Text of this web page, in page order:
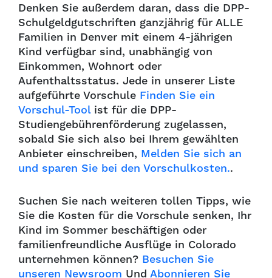
Denken Sie außerdem daran, dass die DPP-
Schulgeldgutschriften ganzjährig für ALLE
Familien in Denver mit einem 4-jährigen
Kind verfügbar sind, unabhängig von
Einkommen, Wohnort oder
Aufenthaltsstatus. Jede in unserer Liste
aufgeführte Vorschule Finden Sie ein
Vorschul-Toolist für die DPP-
Studiengebührenförderung zugelassen,
sobald Sie sich also bei Ihrem gewählten
Anbieter einschreiben, Melden Sie sich an
und sparen Sie bei den Vorschulkosten..
Suchen Sie nach weiteren tollen Tipps, wie
Sie die Kosten für die Vorschule senken, Ihr
Kind im Sommer beschäftigen oder
familienfreundliche Ausflüge in Colorado
unternehmen können? Besuchen Sie
unseren Newsroom Und Abonnieren Sie